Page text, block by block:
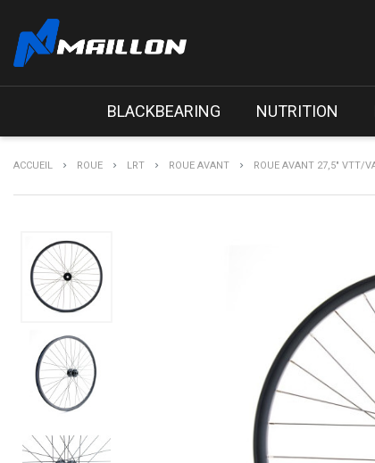
BLACKBEARING NUTRITION
ACCUEIL ROUE LRT ROUE AVANT ROUE AVANT 27,5" VTT/